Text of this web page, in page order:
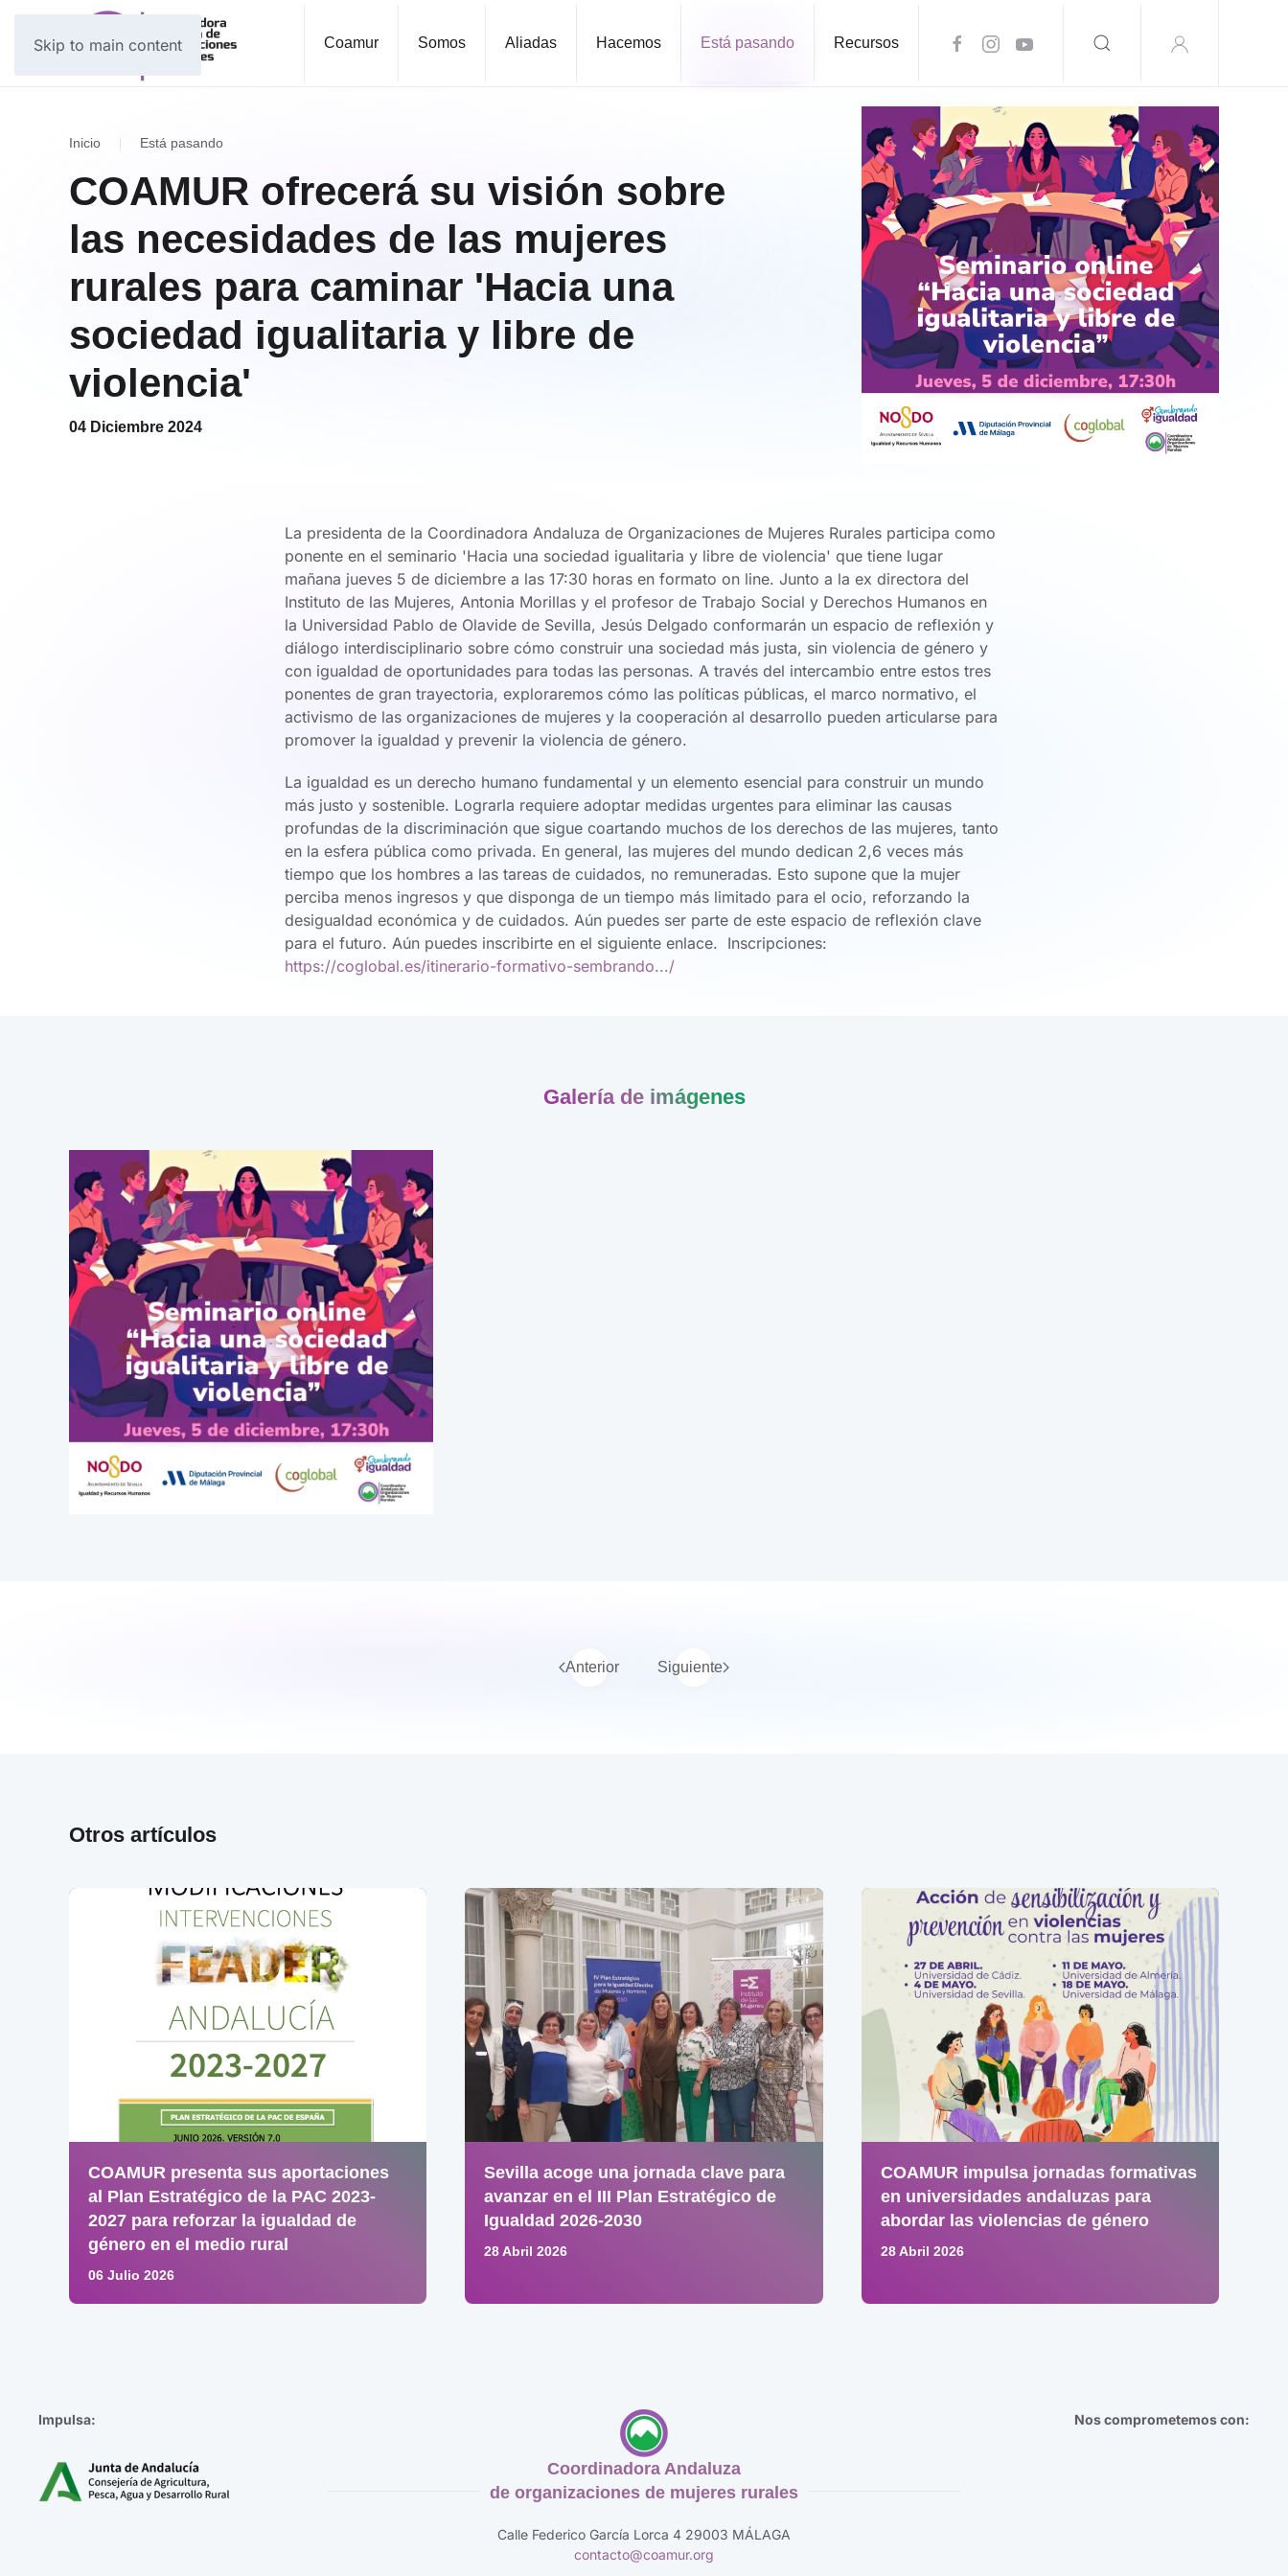
Skip to main content Coamur Somos Aliadas Hacemos Está pasando Recursos
Inicio Está pasando
COAMUR ofrecerá su visión sobre
las necesidades de las mujeres
rurales para caminar 'Hacia una
sociedad igualitaria y libre de
violencia'
04 Diciembre 2024
La presidenta de la Coordinadora Andaluza de Organizaciones de Mujeres Rurales participa como
ponente en el seminario 'Hacia una sociedad igualitaria y libre de violencia' que tiene lugar
mañana jueves 5 de diciembre a las 17:30 horas en formato on line. Junto a la ex directora del
Instituto de las Mujeres, Antonia Morillas y el profesor de Trabajo Social y Derechos Humanos en
la Universidad Pablo de Olavide de Sevilla, Jesús Delgado conformarán un espacio de reflexión y
diálogo interdisciplinario sobre cómo construir una sociedad más justa, sin violencia de género y
con igualdad de oportunidades para todas las personas. A través del intercambio entre estos tres
ponentes de gran trayectoria, exploraremos cómo las políticas públicas, el marco normativo, el
activismo de las organizaciones de mujeres y la cooperación al desarrollo pueden articularse para
promover la igualdad y prevenir la violencia de género.
La igualdad es un derecho humano fundamental y un elemento esencial para construir un mundo
más justo y sostenible. Lograrla requiere adoptar medidas urgentes para eliminar las causas
profundas de la discriminación que sigue coartando muchos de los derechos de las mujeres, tanto
en la esfera pública como privada. En general, las mujeres del mundo dedican 2,6 veces más
tiempo que los hombres a las tareas de cuidados, no remuneradas. Esto supone que la mujer
perciba menos ingresos y que disponga de un tiempo más limitado para el ocio, reforzando la
desigualdad económica y de cuidados. Aún puedes ser parte de este espacio de reflexión clave
para el futuro. Aún puedes inscribirte en el siguiente enlace. Inscripciones:
https://coglobal.es/itinerario-formativo-sembrando.../
Galería de imágenes
Anterior Siguiente
Otros artículos
COAMUR presenta sus aportaciones
al Plan Estratégico de la PAC 2023-
2027 para reforzar la igualdad de
género en el medio rural
06 Julio 2026
Sevilla acoge una jornada clave para
avanzar en el III Plan Estratégico de
Igualdad 2026-2030
28 Abril 2026
COAMUR impulsa jornadas formativas
en universidades andaluzas para
abordar las violencias de género
28 Abril 2026
Impulsa:
Coordinadora Andaluza
de organizaciones de mujeres rurales
Calle Federico García Lorca 4 29003 MÁLAGA
contacto@coamur.org
Nos comprometemos con: